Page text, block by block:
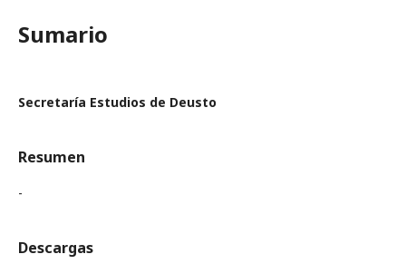
Sumario
Secretaría Estudios de Deusto
Resumen
-
Descargas